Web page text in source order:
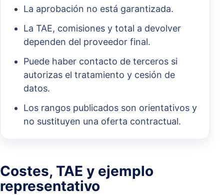
La aprobación no está garantizada.
La TAE, comisiones y total a devolver
dependen del proveedor final.
Puede haber contacto de terceros si
autorizas el tratamiento y cesión de
datos.
Los rangos publicados son orientativos y
no sustituyen una oferta contractual.
Costes, TAE y ejemplo
representativo